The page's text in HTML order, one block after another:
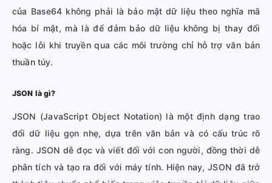
của Base64 không phải là bảo mật dữ liệu theo nghĩa mã
hóa bí mật, mà là để đảm bảo dữ liệu không bị thay đổi
hoặc lỗi khi truyền qua các môi trường chỉ hỗ trợ văn bản
thuần túy.
JSON là gì?
JSON (JavaScript Object Notation) là một định dạng trao
đổi dữ liệu gọn nhẹ, dựa trên văn bản và có cấu trúc rõ
ràng. JSON dễ đọc và viết đối với con người, đồng thời dễ
phân tích và tạo ra đối với máy tính. Hiện nay, JSON đã trở